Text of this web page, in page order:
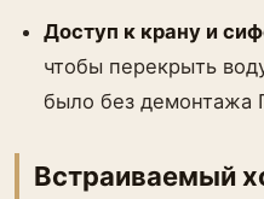
Доступ к крану и
чтобы перекрыть
было без
Встраиваемый